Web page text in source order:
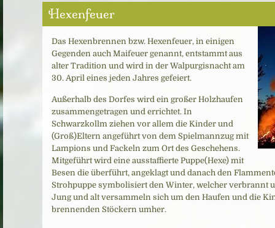
Hexenfeuer
Das Hexenbrennen bzw. Hexenfeuer, in einigen
Gegenden auch Maifeuer genannt, entstammt aus
alter Tradition und wird in der Walpurgisnacht am
30. April eines jeden Jahres gefeiert.
Außerhalb des Dorfes wird ein großer Holzhaufen
zusammengetragen und errichtet. In
Schwarzkollm ziehen vor allem die Kinder und
(Groß)Eltern angeführt von dem Spielmannzug mit
Lampions und Fackeln zum Ort des Geschehens.
Mitgeführt wird eine ausstaffierte Puppe(Hexe) mit
Besen die überführt, angeklagt und danach den
Strohpuppe symbolisiert den Winter, welcher verbrannt
Jung und alt versammeln sich um den Haufen und die
brennenden Stöckern umher.